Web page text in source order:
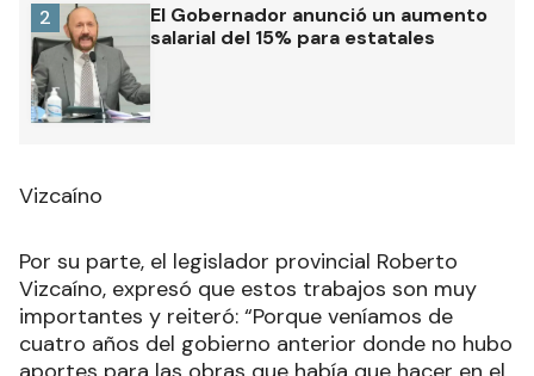
El Gobernador anunció un aumento
salarial del 15% para estatales
2
Vizcaíno
Por su parte, el legislador provincial Roberto
Vizcaíno, expresó que estos trabajos son muy
importantes y reiteró: “Porque veníamos de
cuatro años del gobierno anterior donde no hubo